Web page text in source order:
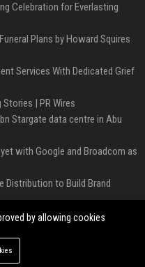
Celebration for Everlasting
Plans by Howard Squires
Services With Dedicated Grief
| PR Wires
Stargate data centre in Abu
with Google and Broadcom as
Distribution to Build Brand
and Apple is fighting back
right reserved.
by allowing cookies